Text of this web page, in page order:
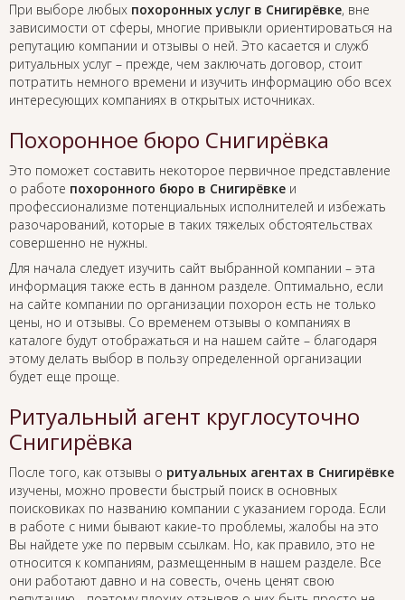
При выборе любых похоронных услуг в Снигирёвке, вне
зависимости от сферы, многие привыкли ориентироваться на
репутацию компании и отзывы о ней. Это касается и служб
ритуальных услуг – прежде, чем заключать договор, стоит
потратить немного времени и изучить информацию обо всех
интересующих компаниях в открытых источниках.
Похоронное бюро Снигирёвка
Это поможет составить некоторое первичное представление
о работе похоронного бюро в Снигирёвке и
профессионализме потенциальных исполнителей и избежать
разочарований, которые в таких тяжелых обстоятельствах
совершенно не нужны.
Для начала следует изучить сайт выбранной компании – эта
информация также есть в данном разделе. Оптимально, если
на сайте компании по организации похорон есть не только
цены, но и отзывы. Со временем отзывы о компаниях в
каталоге будут отображаться и на нашем сайте – благодаря
этому делать выбор в пользу определенной организации
будет еще проще.
Ритуальный агент круглосуточно
Снигирёвка
После того, как отзывы о ритуальных агентах в Снигирёвке
изучены, можно провести быстрый поиск в основных
поисковиках по названию компании с указанием города. Если
в работе с ними бывают какие-то проблемы, жалобы на это
Вы найдете уже по первым ссылкам. Но, как правило, это не
относится к компаниям, размещенным в нашем разделе. Все
они работают давно и на совесть, очень ценят свою